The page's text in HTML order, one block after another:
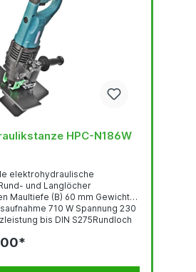
HPC-N186W
elektrohydraulische
und Langlöcher
710 W Spannung 230
bis DIN S275Rundloch
10,0 bis 14,0 x 21,0
Ø 6,0 - 20,0